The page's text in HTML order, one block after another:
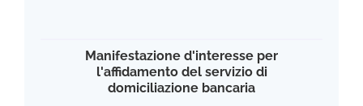
Manifestazione d'interesse per
l'affidamento del servizio di
domiciliazione bancaria